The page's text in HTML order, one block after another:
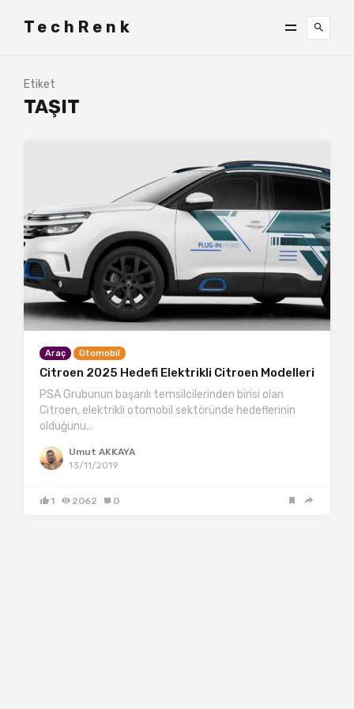
TechRenk
Etiket
TAŞIT
Araç Otomobil
Citroen 2025 Hedefi Elektrikli Citroen Modelleri
PSA Grubunun başarılı temsilcilerinden birisi olan
Citroen, elektrikli otomobil sektöründe hedeflerinin
olduğunu…
Umut AKKAYA
13/11/2019
1 2062 0